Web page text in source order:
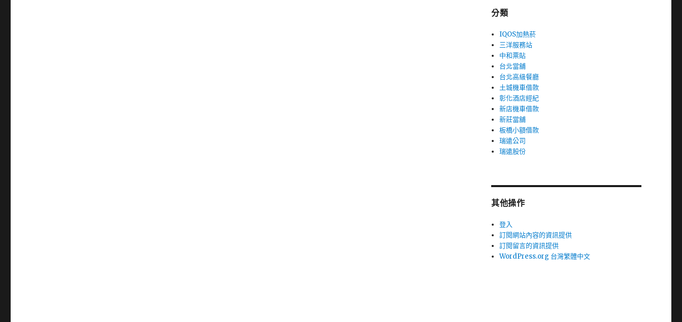
分類
IQOS加熱菸
三洋服務站
中和票貼
台北當舖
台北高級餐廳
土城機車借款
彰化酒店經紀
新店機車借款
新莊當舖
板橋小額借款
瑞遠公司
瑞遠股份
其他操作
登入
訂閱網站內容的資訊提供
訂閱留言的資訊提供
WordPress.org 台灣繁體中文